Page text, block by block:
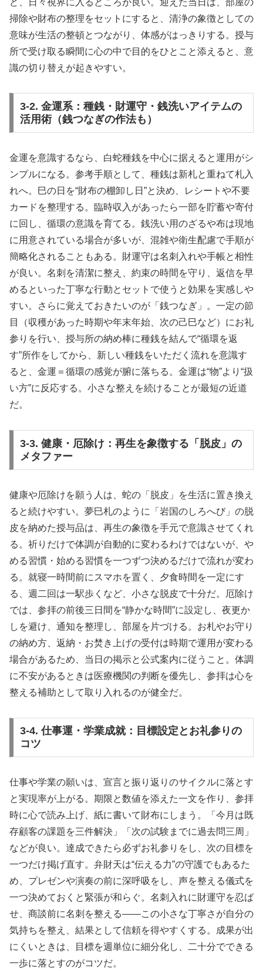
掃除や財布の整理をセットにすると、清浄の象徴としての
意味が生活の整頓とつながり、体感がはっきりする。授与
所で受け取る瞬間に心の中で目的をひとこと添えると、意
識の切り替えが起きやすい。
3-2. 金運系：種銭・財運守・銭洗いアイテムの
活用術（銭つなぎの作法も）
金運を意識するなら、白蛇種銭を中心に据えると運用がシ
ンプルになる。参考手順として、種銭は新札と重ねて札入
れへ。巳の日を“財布の棚卸し日”と決め、レシートや不要
カードを整理する。臨時収入があったら一部を貯蓄や寄付
に回し、循環の意識を育てる。銭洗い用のざるや布は現地
に用意されている場合が多いが、混雑や衛生配慮で手順が
簡略化されることもある。財運守は名刺入れや手帳と相性
が良い。名刺を清潔に整え、約束の時間を守り、返信を早
めるといった丁寧な行動とセットで使うと効果を実感しや
すい。さらに覚えておきたいのが「銭つなぎ」。一定の節
目（収穫があった時期や年末年始、次の己巳など）にお礼
参りを行い、授与所の納め棒に種銭を結んで“循環を返
す”所作をしてから、新しい種銭をいただく流れを意識す
ると、金運＝循環の感覚が腑に落ちる。金運は“物”より“扱
い方”に反応する。小さな整えを続けることが最短の近道
だ。
3-3. 健康・厄除け：再生を象徴する「脱皮」の
メタファー
健康や厄除けを願う人は、蛇の「脱皮」を生活に置き換え
ると続けやすい。夢巳札のように「岩国のしろへび」の脱
皮を納めた授与品は、再生の象徴を手元で意識させてくれ
る。祈りだけで体調が自動的に変わるわけではないが、や
める習慣・始める習慣を一つずつ決めるだけで流れが変わ
る。就寝一時間前にスマホを置く、夕食時間を一定にす
る、週二回は一駅歩くなど、小さな脱皮で十分だ。厄除け
では、参拝の前後三日間を“静かな時間”に設定し、夜更か
しを避け、通知を整理し、部屋を片づける。お札やお守り
の納め方、返納・お焚き上げの受付は時期で運用が変わる
場合があるため、当日の掲示と公式案内に従うこと。体調
に不安があるときは医療機関の判断を優先し、参拝は心を
整える補助として取り入れるのが健全だ。
3-4. 仕事運・学業成就：目標設定とお礼参りの
コツ
仕事や学業の願いは、宣言と振り返りのサイクルに落とす
と実現率が上がる。期限と数値を添えた一文を作り、参拝
時に心で読み上げ、紙に書いて財布にしまう。「今月は既
存顧客の課題を三件解決」「次の試験までに過去問三周」
などが良い。達成できたら必ずお礼参りをし、次の目標を
一つだけ掲げ直す。弁財天は“伝える力”の守護でもあるた
め、プレゼンや演奏の前に深呼吸をし、声を整える儀式を
一つ決めておくと緊張が和らぐ。名刺入れに財運守を忍ば
せ、商談前に名刺を整える――この小さな丁寧さが自分の
気持ちを整え、結果として信頼を得やすくする。成果が出
にくいときは、目標を週単位に細分化し、二十分でできる
一歩に落とすのがコツだ。